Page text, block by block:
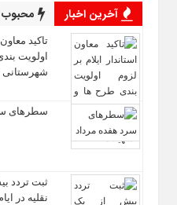
آخرین اخبار محبوب
تاکید
اولویت‌
شهرستانی
سطرهای
ثبت تردد
نقلیه در